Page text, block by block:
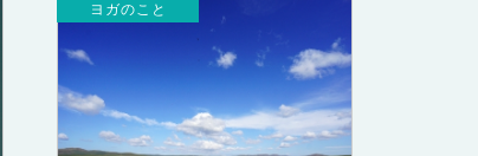
ヨガのこと